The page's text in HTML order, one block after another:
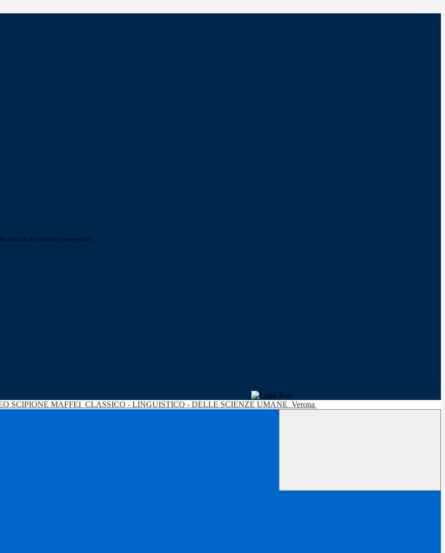
con le istruzioni necessarie.
SCIPIONE MAFFEI CLASSICO - LINGUISTICO - DELLE SCIENZE UMANE Verona